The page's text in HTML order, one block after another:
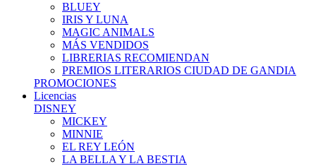
BLUEY
IRIS Y LUNA
MAGIC ANIMALS
MÁS VENDIDOS
LIBRERIAS RECOMIENDAN
PREMIOS LITERARIOS CIUDAD DE GANDIA
PROMOCIONES
Licencias
DISNEY
MICKEY
MINNIE
EL REY LEÓN
LA BELLA Y LA BESTIA